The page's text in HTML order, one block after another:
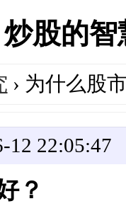
炒股的
› 为什么股
22:05:47
？